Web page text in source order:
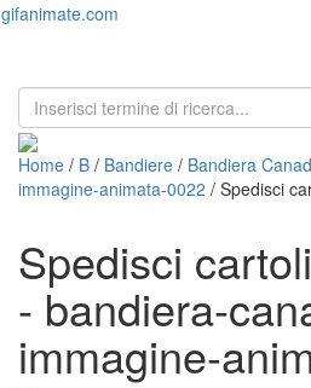
gifanimate.com
Home / B / Bandiere / Bandiera
immagine-animata-0022 / Spedisci
Spedisci
- bandiera-
immagine-